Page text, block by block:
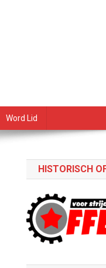
Word Lid
HISTORISCH